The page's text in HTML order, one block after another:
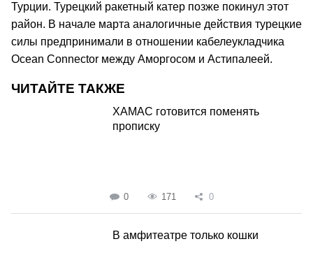
Турции. Турецкий ракетный катер позже покинул этот
район. В начале марта аналогичные действия турецкие
силы предпринимали в отношении кабелеукладчика
Ocean Connector между Аморгосом и Астипалеей.
ЧИТАЙТЕ ТАКЖЕ
ХАМАС готовится поменять
прописку
0 171 0
В амфитеатре только кошки